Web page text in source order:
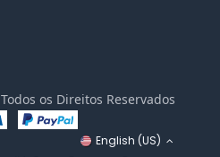
os Direitos Reservados
English (US)